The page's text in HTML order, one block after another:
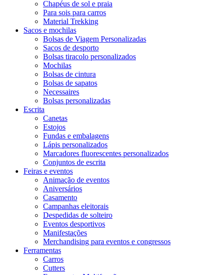
Chapéus de sol e praia
Para sois para carros
Material Trekking
Sacos e mochilas
Bolsas de Viagem Personalizadas
Sacos de desporto
Bolsas tiracolo personalizados
Mochilas
Bolsas de cintura
Bolsas de sapatos
Necessaires
Bolsas personalizadas
Escrita
Canetas
Estojos
Fundas e embalagens
Lápis personalizados
Marcadores fluorescentes personalizados
Conjuntos de escrita
Feiras e eventos
Animação de eventos
Aniversários
Casamento
Campanhas eleitorais
Despedidas de solteiro
Eventos desportivos
Manifestações
Merchandising para eventos e congressos
Ferramentas
Carros
Cutters